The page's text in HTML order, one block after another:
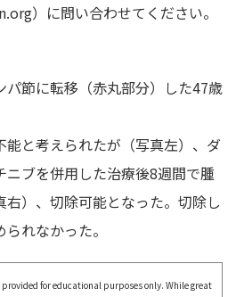
）に問い合わせてください。
パ節に転移（赤丸部分）した47歳
能と考えられたが（写真左）、ダ
ニブを併用した治療後8週間で腫
）、切除可能となった。切除し
れなかった。
for educational purposes only. While great